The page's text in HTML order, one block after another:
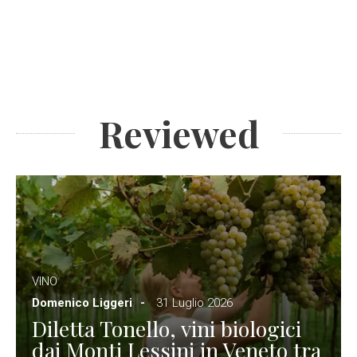
Reviewed
VINO
Domenico Liggeri
31 Luglio 2026
Diletta Tonello, vini biologici
dai Monti Lessini in Veneto tra